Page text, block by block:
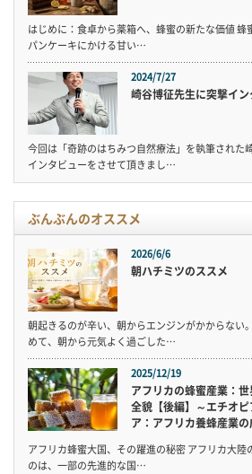
はじめに：食卓から薬箱へ、蜂蜜の新たな価値
パンケーキにかける甘い…
2024/7/27
崎谷博征先生に突撃イ
今回は「奇跡のはちみつ自然療法」を執筆された
インタビューをさせて頂きまし…
ぶんぶんのオススメ
2026/6/6
朝ハチミツのススメ
朝起きるのが辛い、朝からエンジンがかからない
めて、朝から元気よく過ごした…
2025/12/19
アフリカの蜂蜜産業：
全貌【後編】～エチオ
ア：アフリカ養蜂産業
アフリカ蜂蜜大国、その躍進の秘密 アフリカ大陸
のは、一部の先進的な国…